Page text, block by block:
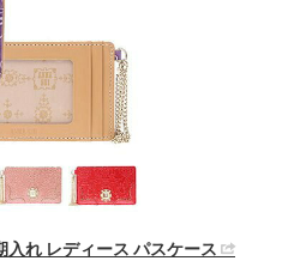
れ レディース パスケース